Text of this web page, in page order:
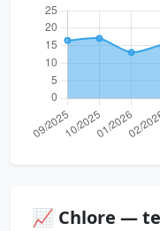
📈 Chlore —